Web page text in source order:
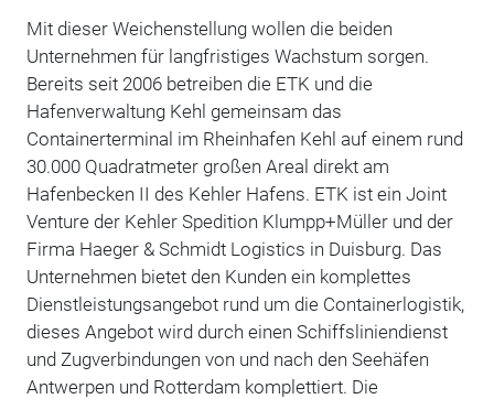
Mit dieser Weichenstellung wollen die beiden
Unternehmen für langfristiges Wachstum sorgen.
Bereits seit 2006 betreiben die ETK und die
Hafenverwaltung Kehl gemeinsam das
Containerterminal im Rheinhafen Kehl auf einem rund
30.000 Quadratmeter großen Areal direkt am
Hafenbecken II des Kehler Hafens. ETK ist ein Joint
Venture der Kehler Spedition Klumpp+Müller und der
Firma Haeger & Schmidt Logistics in Duisburg. Das
Unternehmen bietet den Kunden ein komplettes
Dienstleistungsangebot rund um die Containerlogistik,
dieses Angebot wird durch einen Schiffsliniendienst
und Zugverbindungen von und nach den Seehäfen
Antwerpen und Rotterdam komplettiert. Die